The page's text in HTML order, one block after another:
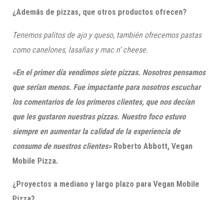
¿Además de pizzas, que otros productos ofrecen?
Tenemos palitos de ajo y queso, también ofrecemos pastas
como canelones, lasañas ymacn’ cheese.
«En el primer día vendimos siete pizzas. Nosotros pensamos
que serían menos. Fue impactante para nosotros escuchar
los comentarios de los primeros clientes, que nos decían
que les gustaron nuestras pizzas. Nuestro foco estuvo
siempre en aumentar la calidad de la experiencia de
consumo de nuestros clientes»Roberto Abbott,Vegan
Mobile Pizza.
¿Proyectos a mediano y largo plazo paraVegan Mobile